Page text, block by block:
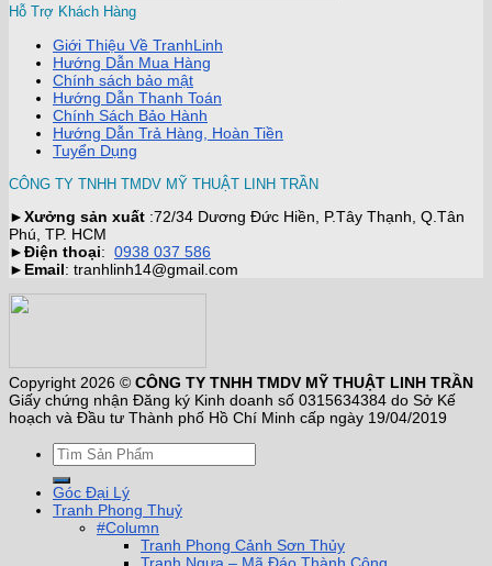
Hỗ Trợ Khách Hàng
Giới Thiệu Về TranhLinh
Hướng Dẫn Mua Hàng
Chính sách bảo mật
Hướng Dẫn Thanh Toán
Chính Sách Bảo Hành
Hướng Dẫn Trả Hàng, Hoàn Tiền
Tuyển Dụng
CÔNG TY TNHH TMDV MỸ THUẬT LINH TRẦN
►Xưởng sản xuất :72/34 Dương Đức Hiền, P.Tây Thạnh, Q.Tân
Phú, TP. HCM
►Điện thoại: 0938 037 586
► Email: tranhlinh14@gmail.com
Copyright 2026 © CÔNG TY TNHH TMDV MỸ THUẬT LINH TRẦN
Giấy chứng nhận Đăng ký Kinh doanh số 0315634384 do Sở Kế
hoạch và Đầu tư Thành phố Hồ Chí Minh cấp ngày 19/04/2019
Góc Đại Lý
Tranh Phong Thuỷ
#Column
Tranh Phong Cảnh Sơn Thủy
Tranh Ngựa – Mã Đáo Thành Công